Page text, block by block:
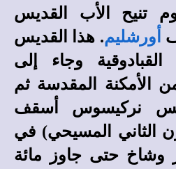
تنيح الأب القديس
أورشليم. هذا القديس
وجاء إلى
الأمكنة المقدسة ثم
نركيسوس أسقف
الثاني المسيحي) في
وشاخ حتى جاوز مائة